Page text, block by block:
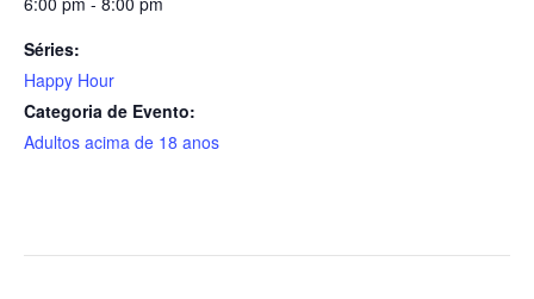
Séries:
Happy Hour
Categoria de Evento:
Adultos acima de 18 anos